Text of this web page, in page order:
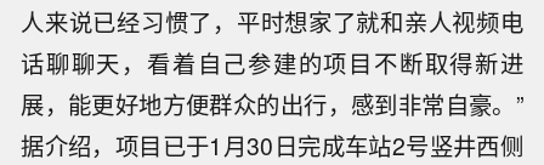
人来说已经习惯了，平时想家了就和亲人视频电
话聊聊天，看着自己参建的项目不断取得新进
展，能更好地方便群众的出行，感到非常自豪。”
据介绍，项目已于1月30日完成车站2号竖井西侧